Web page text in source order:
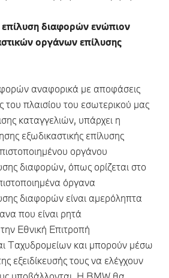
διαφορών ενώπιον
οργάνων επίλυσης
αναφορικά με αποφάσεις
πλαισίου του εσωτερικού μας
καταγγελιών, υπάρχει η
εξωδικαστικής επίλυσης
οργάνου
διαφορών, όπως ορίζεται στο
όργανα
διαφορών είναι αμερόληπτα
που είναι ρητά
Εθνική Επιτροπή
Ταχυδρομείων και μπορούν μέσω
εξειδίκευσής τους να ελέγχουν